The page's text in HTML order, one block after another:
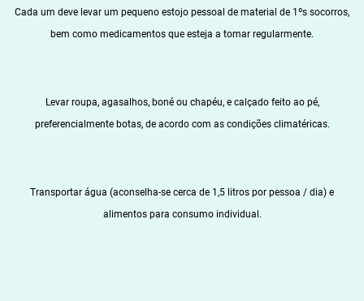
Cada um deve levar um pequeno estojo pessoal de material de 1ºs socorros,
bem como medicamentos que esteja a tomar regularmente.
Levar roupa, agasalhos, boné ou chapéu, e calçado feito ao pé,
preferencialmente botas, de acordo com as condições climatéricas.
Transportar água (aconselha-se cerca de 1,5 litros por pessoa / dia) e
alimentos para consumo individual.